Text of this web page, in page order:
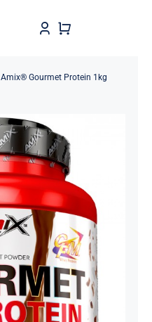
Amix® Gourmet Protein 1kg